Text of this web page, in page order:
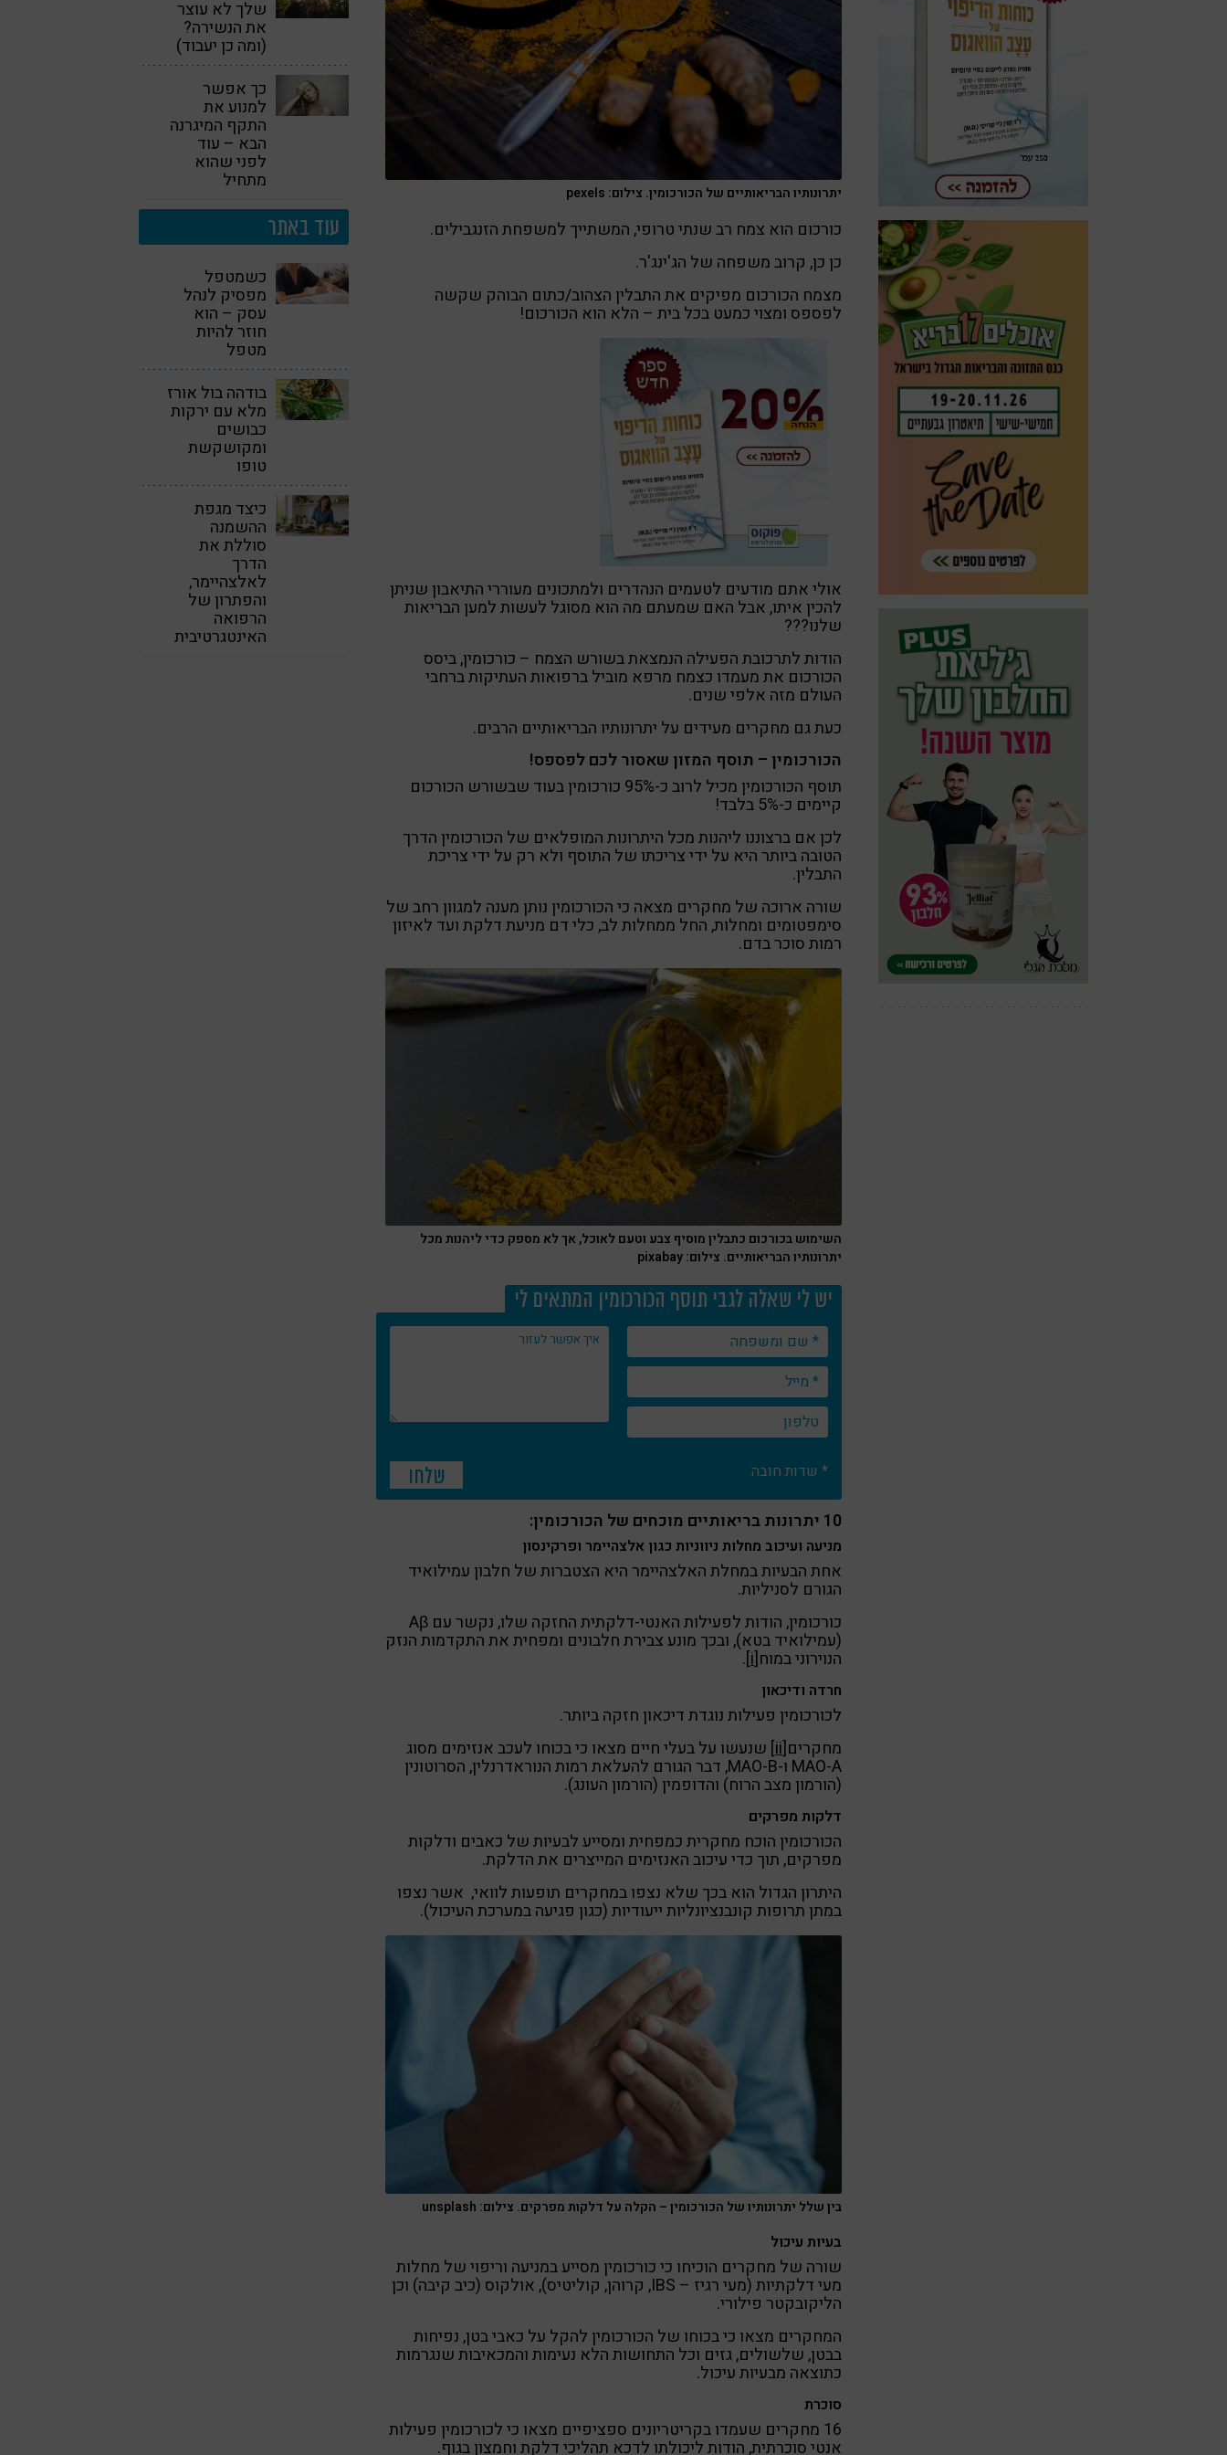
יתרונותיו הבריאותיים של הכורכומין. צילום: pexels
כורכום הוא צמח רב שנתי טרופי, המשתייך למשפחת הזנגבילים.
כן כן, קרוב משפחה של הג'ינג'ר.
מצמח הכורכום מפיקים את התבלין הצהוב/כתום הבוהק שקשה
לפספס ומצוי כמעט בכל בית – הלא הוא הכורכום!
אולי אתם מודעים לטעמים הנהדרים ולמתכונים מעוררי התיאבון שניתן
להכין איתו, אבל האם שמעתם מה הוא מסוגל לעשות למען הבריאות
שלנו???
הודות לתרכובת הפעילה הנמצאת בשורש הצמח – כורכומין, ביסס
הכורכום את מעמדו כצמח מרפא מוביל ברפואות העתיקות ברחבי
העולם מזה אלפי שנים.
כעת גם מחקרים מעידים על יתרונותיו הבריאותיים הרבים.
הכורכומין – תוסף המזון שאסור לכם לפספס!
תוסף הכורכומין מכיל לרוב כ-95% כורכומין בעוד שבשורש הכורכום
קיימים כ-5% בלבד!
לכן אם ברצוננו ליהנות מכל היתרונות המופלאים של הכורכומין הדרך
הטובה ביותר היא על ידי צריכתו של התוסף ולא רק על ידי צריכת
התבלין.
שורה ארוכה של מחקרים מצאה כי הכורכומין נותן מענה למגוון רחב של
סימפטומים ומחלות, החל ממחלות לב, כלי דם מניעת דלקת ועד לאיזון
רמות סוכר בדם.
השימוש בכורכום כתבלין מוסיף צבע וטעם לאוכל, אך לא מספק כדי ליהנות מכל
יתרונותיו הבריאותיים. צילום: pixabay
יש לי שאלה לגבי תוסף הכורכומין המתאים לי
* שדות חובה
10 יתרונות בריאותיים מוכחים של הכורכומין:
מניעה ועיכוב מחלות ניווניות כגון אלצהיימר ופרקינסון
אחת הבעיות במחלת האלצהיימר היא הצטברות של חלבון עמילואיד
הגורם לסניליות.
כורכומין, הודות לפעילות האנטי-דלקתית החזקה שלו, נקשר עם Aβ
(עמילואיד בטא), ובכך מונע צבירת חלבונים ומפחית את התקדמות הנזק
הנוירוני במוח[i]
.
חרדה ודיכאון
לכורכומין פעילות נוגדת דיכאון חזקה ביותר.
מחקרים[ii] שנעשו על בעלי חיים מצאו כי בכוחו לעכב אנזימים מסוג
MAO-A ו-MAO-B, דבר הגורם להעלאת רמות הנוראדרנלין, הסרוטונין
(הורמון מצב הרוח) והדופמין (הורמון העונג).
דלקות מפרקים
הכורכומין הוכח מחקרית כמפחית ומסייע לבעיות של כאבים ודלקות
מפרקים, תוך כדי עיכוב האנזימים המייצרים את הדלקת.
היתרון הגדול הוא בכך שלא נצפו במחקרים תופעות לוואי, אשר נצפו
במתן תרופות קונבנציונליות ייעודיות (כגון פגיעה במערכת העיכול).
בין שלל יתרונותיו של הכורכומין – הקלה על דלקות מפרקים. צילום: unsplash
בעיות עיכול
שורה של מחקרים הוכיחו כי כורכומין מסייע במניעה וריפוי של מחלות
מעי דלקתיות (מעי רגיז – IBS, קרוהן, קוליטיס), אולקוס (כיב קיבה) וכן
הליקובקטר פילורי.
המחקרים מצאו כי בכוחו של הכורכומין להקל על כאבי בטן, נפיחות
בבטן, שלשולים, גזים וכל התחושות הלא נעימות והמכאיבות שנגרמות
כתוצאה מבעיות עיכול.
סוכרת
16 מחקרים שעמדו בקריטריונים ספציפיים מצאו כי לכורכומין פעילות
אנטי סוכרתית, הודות ליכולתו לדכא תהליכי דלקת וחמצון בגוף.
שלך לא עוצר
את הנשירה?
(ומה כן יעבוד)
כך אפשר
למנוע את
התקף המיגרנה
הבא – עוד
לפני שהוא
מתחיל
עוד באתר
כשמטפל
מפסיק לנהל
עסק – הוא
חוזר להיות
מטפל
בודהה בול אורז
מלא עם ירקות
כבושים
ומקושקשת
טופו
כיצד מגפת
ההשמנה
סוללת את
הדרך
לאלצהיימר,
והפתרון של
הרפואה
האינטגרטיבית